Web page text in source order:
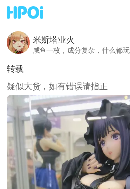
米斯塔业火
咸鱼一枚，成分复杂，什么都玩
转载
疑似大货，如有错误请指正